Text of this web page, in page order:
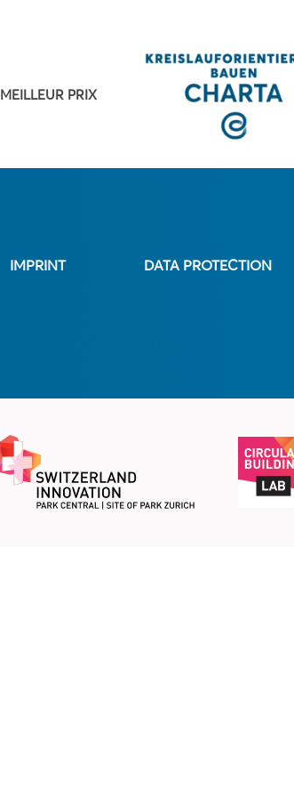
MEILLEUR PRIX
IMPRINT DATA PROTECTION